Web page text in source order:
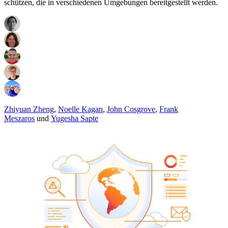
schützen, die in verschiedenen Umgebungen bereitgestellt werden.
Zhiyuan Zheng, Noelle Kagan, John Cosgrove, Frank
Meszaros und Yugesha Sapte